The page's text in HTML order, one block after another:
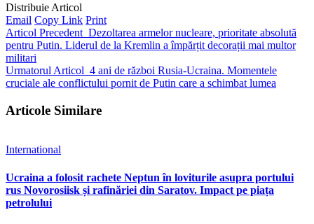
Distribuie Articol
Email Copy Link Print
Articol Precedent Dezoltarea armelor nucleare, prioritate absolută
pentru Putin. Liderul de la Kremlin a împărțit decorații mai multor
militari
Urmatorul Articol 4 ani de război Rusia-Ucraina. Momentele
cruciale ale conflictului pornit de Putin care a schimbat lumea
Articole Similare
International
Ucraina a folosit rachete Neptun în loviturile asupra portului
rus Novorosiisk și rafinăriei din Saratov. Impact pe piața
petrolului